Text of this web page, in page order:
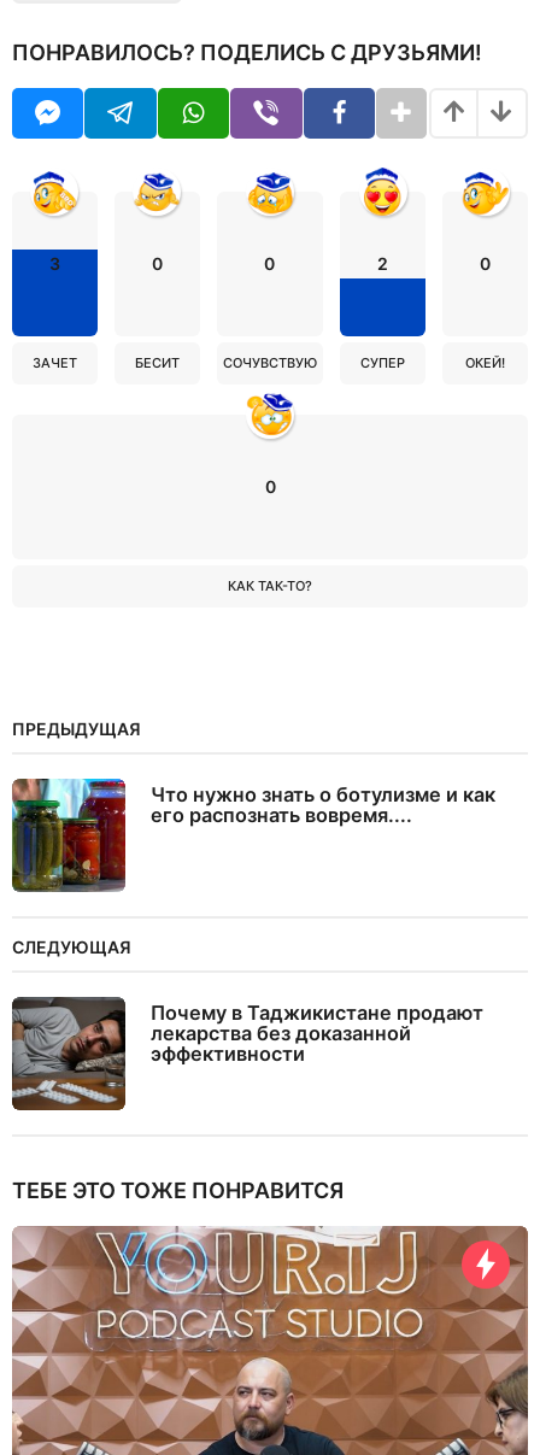
ПОНРАВИЛОСЬ? ПОДЕЛИСЬ С ДРУЗЬЯМИ!
3
ЗАЧЕТ
0
БЕСИТ
0
СОЧУВСТВУЮ
2
СУПЕР
0
ОКЕЙ!
0
КАК ТАК-ТО?
ПРЕДЫДУЩАЯ
Что нужно знать о ботулизме и как
его распознать вовремя....
СЛЕДУЮЩАЯ
Почему в Таджикистане продают
лекарства без доказанной
эффективности
ТЕБЕ ЭТО ТОЖЕ ПОНРАВИТСЯ